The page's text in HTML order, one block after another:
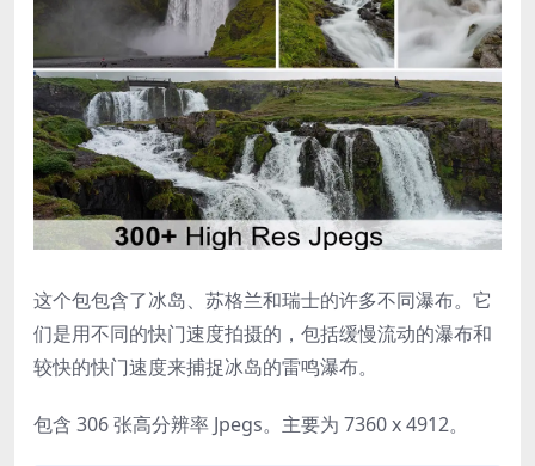
这个包包含了冰岛、苏格兰和瑞士的许多不同瀑布。它
们是用不同的快门速度拍摄的，包括缓慢流动的瀑布和
较快的快门速度来捕捉冰岛的雷鸣瀑布。
包含 306 张高分辨率 Jpegs。主要为 7360 x 4912。